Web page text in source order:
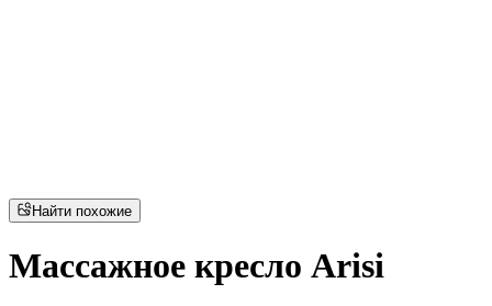
Найти похожие
Массажное кресло Arisi